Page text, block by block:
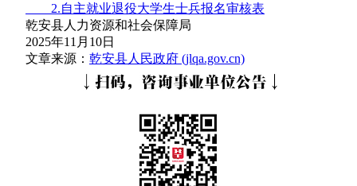
2.自主就业退役大学生士兵报名审核表
乾安县人力资源和社会保障局
2025年11月10日
文章来源： 乾安县人民政府 (jlqa.gov.cn)